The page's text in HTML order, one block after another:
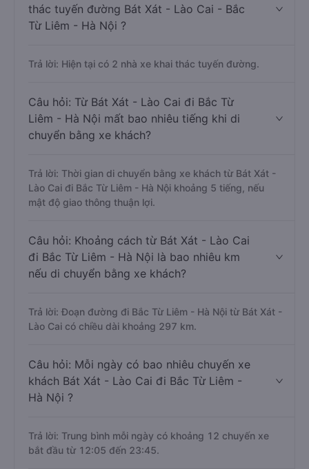
thác tuyến đường Bát Xát - Lào Cai - Bắc
Từ Liêm - Hà Nội ?
Trả lời: Hiện tại có 2 nhà xe khai thác tuyến đường.
Câu hỏi: Từ Bát Xát - Lào Cai đi Bắc Từ
Liêm - Hà Nội mất bao nhiêu tiếng khi di
chuyển bằng xe khách?
Trả lời: Thời gian di chuyển bằng xe khách từ Bát Xát -
Lào Cai đi Bắc Từ Liêm - Hà Nội khoảng 5 tiếng, nếu
mật độ giao thông thuận lợi.
Câu hỏi: Khoảng cách từ Bát Xát - Lào Cai
đi Bắc Từ Liêm - Hà Nội là bao nhiêu km
nếu di chuyển bằng xe khách?
Trả lời: Đoạn đường đi Bắc Từ Liêm - Hà Nội từ Bát Xát -
Lào Cai có chiều dài khoảng 297 km.
Câu hỏi: Mỗi ngày có bao nhiêu chuyến xe
khách Bát Xát - Lào Cai đi Bắc Từ Liêm -
Hà Nội ?
Trả lời: Trung bình mỗi ngày có khoảng 12 chuyến xe
bắt đầu từ 12:05 đến 23:45.